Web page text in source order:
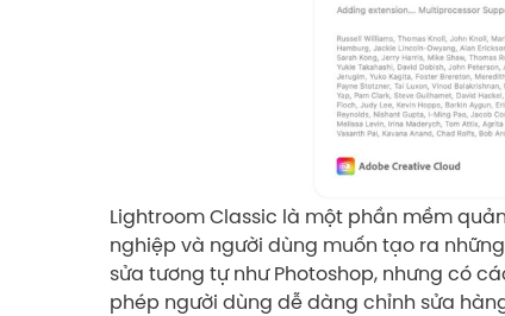
Lightroom Classic là một phần mềm
nghiệp và người dùng muốn tạo ra
sửa tương tự như Photoshop, nhưng có
phép người dùng dễ dàng chỉnh sửa